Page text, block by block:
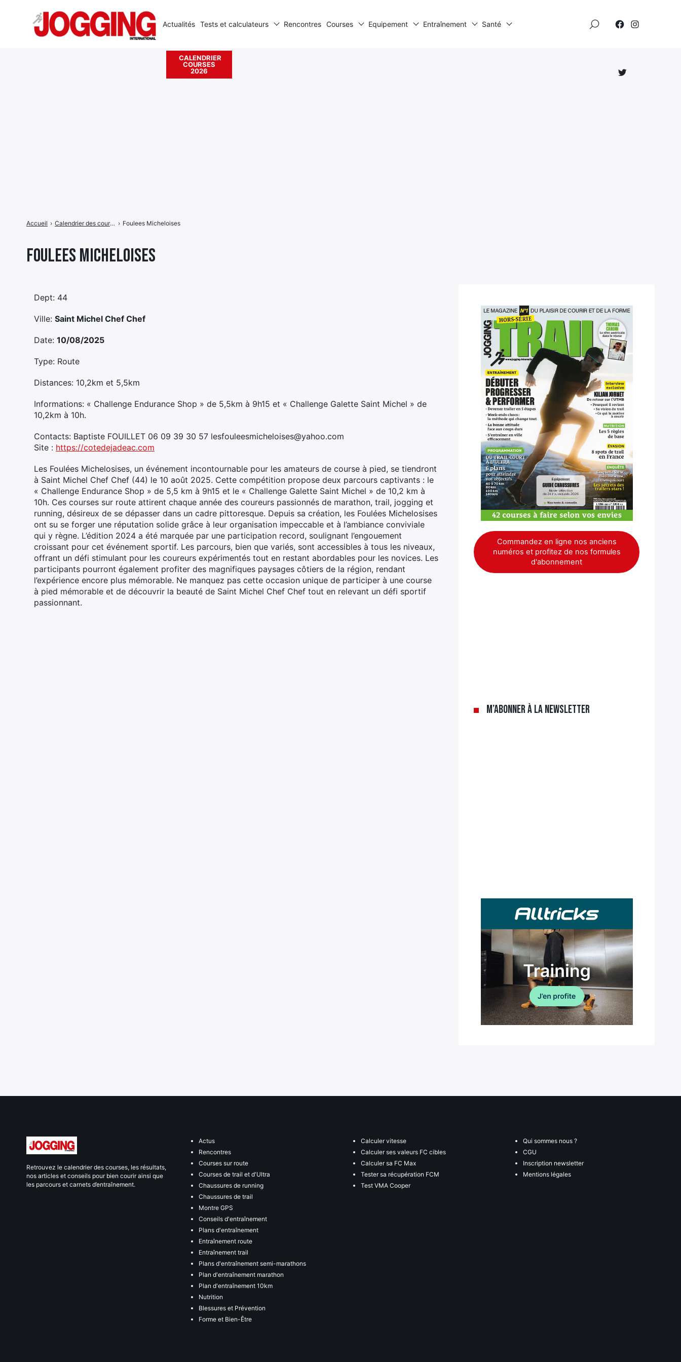
Foulees Micheloises
Accueil › Calendrier des courses › Foulees Micheloises
Dept: 44
Ville: Saint Michel Chef Chef
Date: 10/08/2025
Type: Route
Distances: 10,2km et 5,5km
Informations: « Challenge Endurance Shop » de 5,5km à 9h15 et « Challenge Galette Saint Michel » de
10,2km à 10h.
Contacts: Baptiste FOUILLET 06 09 39 30 57 lesfouleesmicheloises@yahoo.com
Site : https://cotedejadeac.com
Les Foulées Michelosises, un événement incontournable pour les amateurs de course à pied, se tiendront
à Saint Michel Chef Chef (44) le 10 août 2025. Cette compétition propose deux parcours captivants : le
« Challenge Endurance Shop » de 5,5 km à 9h15 et le « Challenge Galette Saint Michel » de 10,2 km à
10h. Ces courses sur route attirent chaque année des coureurs passionnés de marathon, trail, jogging et
running, désireux de se dépasser dans un cadre pittoresque. Depuis sa création, les Foulées Michelosises
ont su se forger une réputation solide grâce à leur organisation impeccable et à l’ambiance conviviale
qui y règne. L’édition 2024 a été marquée par une participation record, soulignant l’engouement
croissant pour cet événement sportif. Les parcours, bien que variés, sont accessibles à tous les niveaux,
offrant un défi stimulant pour les coureurs expérimentés tout en restant abordables pour les novices. Les
participants pourront également profiter des magnifiques paysages côtiers de la région, rendant
l’expérience encore plus mémorable. Ne manquez pas cette occasion unique de participer à une course
à pied mémorable et de découvrir la beauté de Saint Michel Chef Chef tout en relevant un défi sportif
passionnant.
Commandez en ligne nos anciens
numéros et profitez de nos formules
d'abonnement
M’abonner à la newsletter
Actualités Tests et calculateurs Rencontres Courses Equipement Entraînement Santé
CALENDRIER
COURSES
2026
Élément
Retrouvez le calendrier des courses, les résultats,
nos articles et conseils pour bien courir ainsi que
les parcours et carnets d’entraînement.
Actus
Rencontres
Courses sur route
Courses de trail et d'Ultra
Chaussures de running
Chaussures de trail
Montre GPS
Conseils d'entraînement
Plans d'entraînement
Entraînement route
Entraînement trail
Plans d'entraînement semi-marathons
Plan d'entraînement marathon
Plan d'entraînement 10km
Nutrition
Blessures et Prévention
Forme et Bien-Être
Calculer vitesse
Calculer ses valeurs FC cibles
Calculer sa FC Max
Tester sa récupération FCM
Test VMA Cooper
Qui sommes nous ?
CGU
Inscription newsletter
Mentions légales
Rechercher